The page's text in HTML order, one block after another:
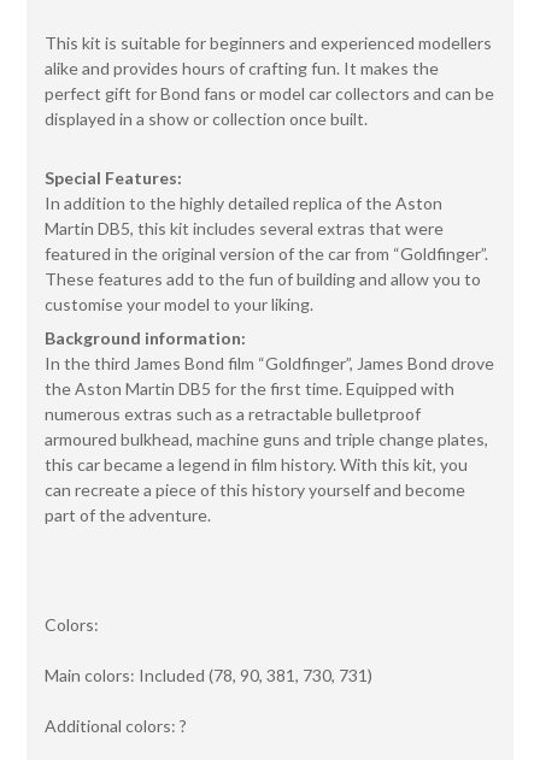
This kit is suitable for beginners and experienced modellers
alike and provides hours of crafting fun. It makes the
perfect gift for Bond fans or model car collectors and can be
displayed in a show or collection once built.
Special Features:
In addition to the highly detailed replica of the Aston
Martin DB5, this kit includes several extras that were
featured in the original version of the car from “Goldfinger”.
These features add to the fun of building and allow you to
customise your model to your liking.
Background information:
In the third James Bond film “Goldfinger”, James Bond drove
the Aston Martin DB5 for the first time. Equipped with
numerous extras such as a retractable bulletproof
armoured bulkhead, machine guns and triple change plates,
this car became a legend in film history. With this kit, you
can recreate a piece of this history yourself and become
part of the adventure.
Colors:
Main colors: Included (78, 90, 381, 730, 731)
Additional colors: ?